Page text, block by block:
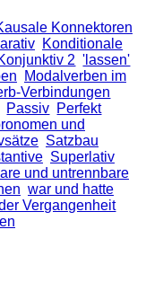
Konnektoren
Konditionale
2 'lassen'
Modalverben im
Verbindungen
Passiv Perfekt
und
Satzbau
Superlativ
und untrennbare
war und hatte
Vergangenheit